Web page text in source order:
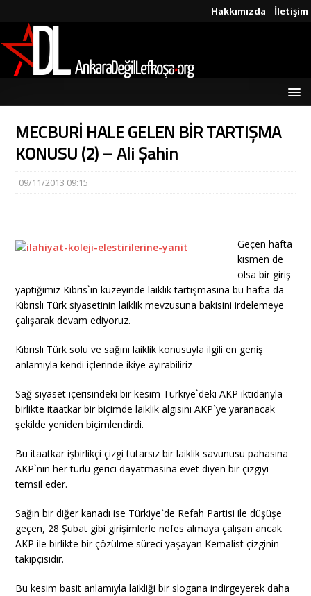
Hakkımızda İletişim
MECBURİ HALE GELEN BİR TARTIŞMA
KONUSU (2) – Ali Şahin
09/11/2013 09:15
Geçen hafta
kısmen de
olsa bir giriş
yaptığımız Kıbrıs`in kuzeyinde laiklik tartışmasına bu hafta da
Kıbrıslı Türk siyasetinin laiklik mevzusuna bakisini irdelemeye
çalışarak devam ediyoruz.
Kıbrıslı Türk solu ve sağını laiklik konusuyla ilgili en geniş
anlamıyla kendi içlerinde ikiye ayırabiliriz
Sağ siyaset içerisindeki bir kesim Türkiye`deki AKP iktidarıyla
birlikte itaatkar bir biçimde laiklik algısını AKP`ye yaranacak
şekilde yeniden biçimlendirdi.
Bu itaatkar işbirlikçi çizgi tutarsız bir laiklik savunusu pahasına
AKP`nin her türlü gerici dayatmasına evet diyen bir çizgiyi
temsil eder.
Sağın bir diğer kanadı ise Türkiye`de Refah Partisi ile düşüşe
geçen, 28 Şubat gibi girişimlerle nefes almaya çalışan ancak
AKP ile birlikte bir çözülme süreci yaşayan Kemalist çizginin
takipçisidir.
Bu kesim basit anlamıyla laikliği bir slogana indirgeyerek daha